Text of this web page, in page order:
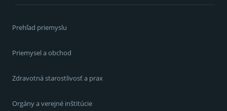
Prehľad priemyslu
Priemysel a obchod
Zdravotná starostlivosť a prax
Orgány a verejné inštitúcie